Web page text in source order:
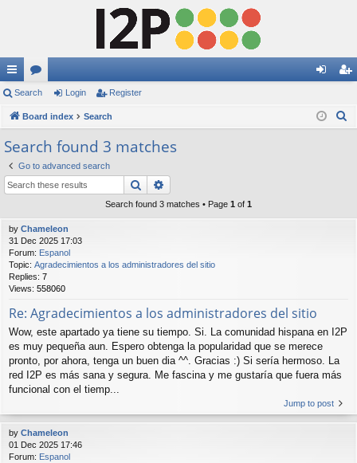
ui
ck
lin
ks
or
u
s
in ist
Search Login Register
Board index Search
Search found 3 matches
Go to advanced search
Search
Search found 3 matches • Page 1 of 1
by Chameleon
31 Dec 2025 17:03
Forum: Espanol
Topic: Agradecimientos a los administradores del sitio
Replies: 7
Views: 558060
Re: Agradecimientos a los administradores del sitio
Wow, este apartado ya tiene su tiempo. Si. La comunidad hispana en I2P
es muy pequeña aun. Espero obtenga la popularidad que se merece
pronto, por ahora, tenga un buen dia ^^. Gracias :) Si sería hermoso. La
red I2P es más sana y segura. Me fascina y me gustaría que fuera más
funcional con el tiemp...
Jump to post
by Chameleon
01 Dec 2025 17:46
Forum: Espanol